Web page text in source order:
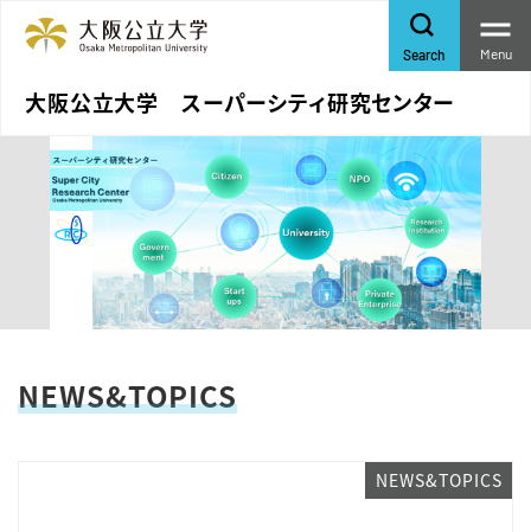
大阪公立大学 スーパーシティ研究センター
Search Menu
NEWS&TOPICS
NEWS&TOPICS